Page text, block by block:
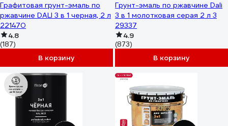
Графитовая грунт-эмаль по
ржавчине DALI 3 в 1 черная, 2 л
221470
4.8
(187)
В корзину
Грунт-эмаль по ржавчине Dali
3 в 1 молотковая серая 2 л 3
29337
4.9
(873)
В корзину